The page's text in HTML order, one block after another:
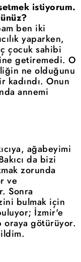
istiyorum.
ben iki
yaparken,
çocuk sahibi
getiremedi. O
ne olduğunu
Onun
annemi
ağabeyimi
da bizi
zorunda
ve
Sonra
bulmak için
İzmir'e
oraya götürüyor.